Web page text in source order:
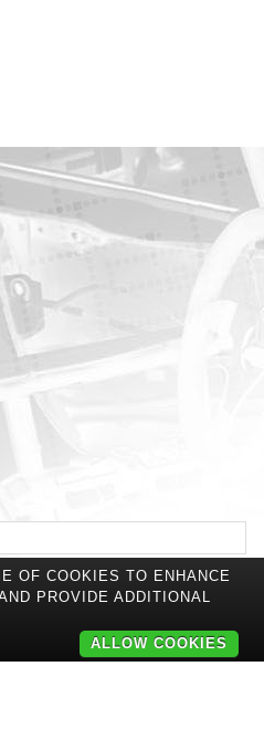
OF COOKIES TO ENHANCE
PROVIDE ADDITIONAL
ALLOW COOKIES